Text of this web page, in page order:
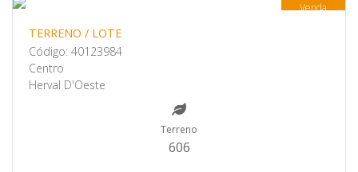
Venda
TERRENO / LOTE
Código: 40123984
Centro
Herval D'Oeste
Terreno
606